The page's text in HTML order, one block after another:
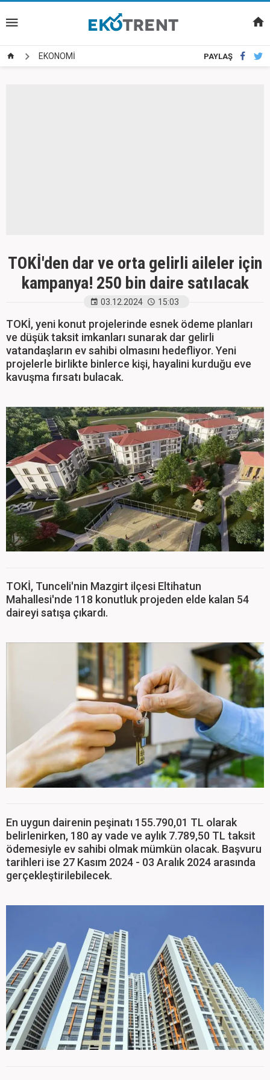
EKONOMİ PAYLAŞ
TOKİ'den dar ve orta gelirli aileler için
kampanya! 250 bin daire satılacak
03.12.2024 15:03
TOKİ, yeni konut projelerinde esnek ödeme planları
ve düşük taksit imkanları sunarak dar gelirli
vatandaşların ev sahibi olmasını hedefliyor. Yeni
projelerle birlikte binlerce kişi, hayalini kurduğu eve
kavuşma fırsatı bulacak.
TOKİ, Tunceli'nin Mazgirt ilçesi Eltihatun
Mahallesi'nde 118 konutluk projeden elde kalan 54
daireyi satışa çıkardı.
En uygun dairenin peşinatı 155.790,01 TL olarak
belirlenirken, 180 ay vade ve aylık 7.789,50 TL taksit
ödemesiyle ev sahibi olmak mümkün olacak. Başvuru
tarihleri ise 27 Kasım 2024 - 03 Aralık 2024 arasında
gerçekleştirilebilecek.